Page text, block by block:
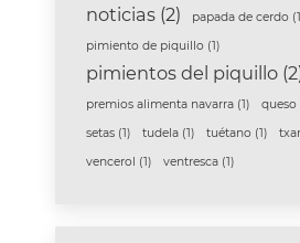
noticias (2) papada de cerdo
pimiento de piquillo (1)
pimientos del piquillo
premios alimenta navarra (1) queso
setas (1) tudela (1) tuétano (1)
vencerol (1) ventresca (1)